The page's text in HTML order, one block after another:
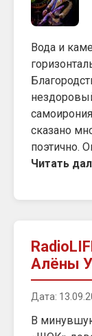
Вода и
сказано
поэтично.
Читать
Алёны
Дата:
В